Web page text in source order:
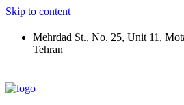
Skip to content
Mehrdad St., No. 25, Unit 11,
Tehran